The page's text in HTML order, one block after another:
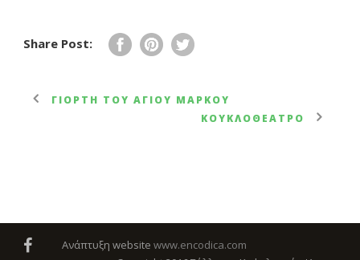
Share Post:
ΓΙΟΡΤΉ ΤΟΥ ΑΓΊΟΥ ΜΆΡΚΟΥ
ΚΟΥΚΛΟΘΈΑΤΡΟ
Ανάπτυξη website www.encodica.com